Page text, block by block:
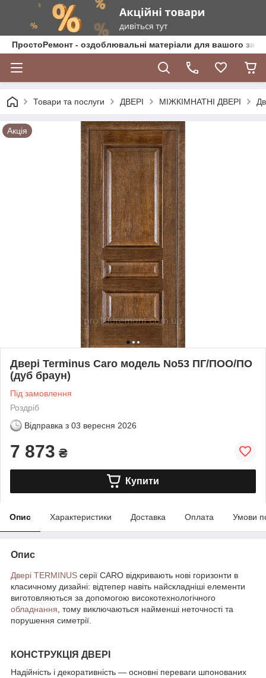
ПростоРемонт - оздоблювальні матеріали для вашого
Товари та послуги ДВЕРІ МІЖКІМНАТНІ ДВЕРІ
Акція
Двері Terminus Caro модель No53 ПГ/ПОО/ПО
(дуб браун)
Під замовлення
Роздріб
Відправка з 03 вересня 2026
7 873 ₴
Купити
Опис Характеристики Доставка Оплата Умови
Опис
Двері TERMINUS серії CARO відкривають нові горизонти в
класичному дизайні: відтепер навіть найскладніші елементи
виготовляються за допомогою високотехнологічного
обладнання , тому виключаються найменші неточності та
порушення симетрії.
КОНСТРУКЦІЯ ДВЕРІ
Надійність і декоративність — основні переваги шпонованих